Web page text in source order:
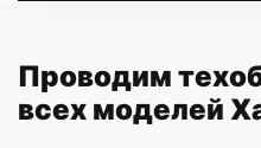
Проводим
всех моделей